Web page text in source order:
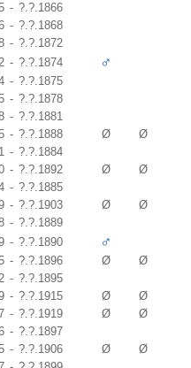
- ?.?.1866
- ?.?.1868
- ?.?.1872
- ?.?.1874 ♂
- ?.?.1875
- ?.?.1878
- ?.?.1881
- ?.?.1888 Ø
Ø
- ?.?.1884
- ?.?.1892 Ø
Ø
- ?.?.1885
- ?.?.1903 Ø
Ø
- ?.?.1889
- ?.?.1890 ♂
- ?.?.1896 Ø
Ø
- ?.?.1895
- ?.?.1915 Ø
Ø
- ?.?.1919 Ø
Ø
- ?.?.1897
- ?.?.1906 Ø
Ø